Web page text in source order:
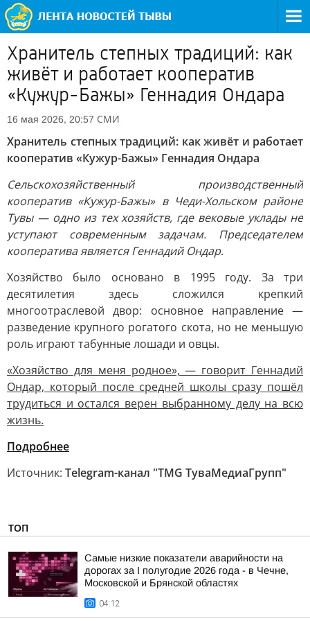
Хранитель степных традиций: как
живёт и работает кооператив
«Кужур-Бажы» Геннадия Ондара
16 мая 2026, 20:57 СМИ
Хранитель степных традиций: как живёт и работает
кооператив «Кужур-Бажы» Геннадия Ондара
Сельскохозяйственный производственный
кооператив «Кужур-Бажы» в Чеди-Хольском районе
Тувы — одно из тех хозяйств, где вековые уклады не
уступают современным задачам. Председателем
кооператива является Геннадий Ондар.
Хозяйство было основано в 1995 году. За три
десятилетия здесь сложился крепкий
многоотраслевой двор: основное направление —
разведение крупного рогатого скота, но не меньшую
роль играют табунные лошади и овцы.
«Хозяйство для меня родное», — говорит Геннадий
Ондар, который после средней школы сразу пошёл
трудиться и остался верен выбранному делу на всю
жизнь.
Подробнее
Источник: Telegram-канал "TMG ТуваМедиаГрупп"
ТОП
Самые низкие показатели аварийности на
дорогах за I полугодие 2026 года - в Чечне,
Московской и Брянской областях
04:12